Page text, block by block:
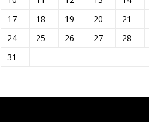
17
18 19 20 21
24
25 26 27 28
31